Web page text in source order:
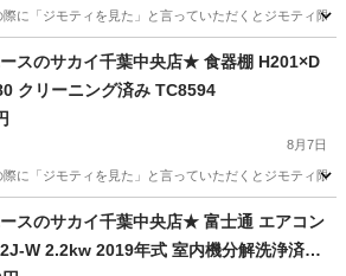
に「ジモティを見た」と言っていただくとジモティ限
生活家電 サカイ
サカイ千葉中央店★ 食器棚 H201×D
クリーニング済み TC8594
8月7日
に「ジモティを見た」と言っていただくとジモティ限
収納家具 サカイ
スのサカイ千葉中央店★ 富士通 エアコン
W 2.2kw 2019年式 室内機分解洗浄済み